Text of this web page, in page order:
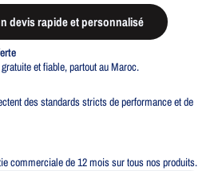
devis rapide et personnalisé
gratuite et fiable, partout au Maroc.
des standards stricts de performance et de
commerciale de 12 mois sur tous nos produits.